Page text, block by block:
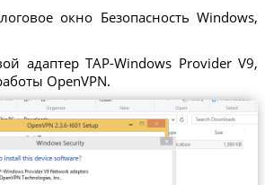
окно Безопасность Windows,
адаптер TAP-Windows Provider V9,
OpenVPN.